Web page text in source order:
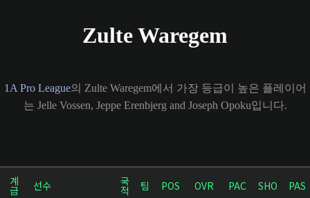
Zulte Waregem
1A Pro League의 Zulte Waregem에서 가장 등급이 높은 플레이어
는 Jelle Vossen, Jeppe Erenbjerg and Joseph Opoku입니다.
계
급 선수 국
적 팀 POS OVR PAC SHO PAS